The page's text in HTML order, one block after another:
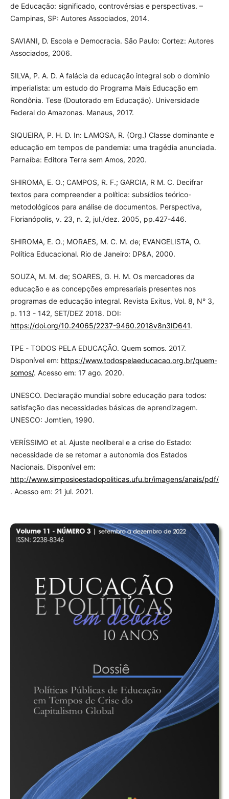
de Educação: significado, controvérsias e perspectivas. –
Campinas, SP: Autores Associados, 2014.
SAVIANI, D. Escola e Democracia. São Paulo: Cortez: Autores
Associados, 2006.
SILVA, P. A. D. A falácia da educação integral sob o domínio
imperialista: um estudo do Programa Mais Educação em
Rondônia. Tese (Doutorado em Educação). Universidade
Federal do Amazonas. Manaus, 2017.
SIQUEIRA, P. H. D. In: LAMOSA, R. (Org.) Classe dominante e
educação em tempos de pandemia: uma tragédia anunciada.
Parnaíba: Editora Terra sem Amos, 2020.
SHIROMA, E. O.; CAMPOS, R. F.; GARCIA, R M. C. Decifrar
textos para compreender a política: subsídios teórico-
metodológicos para análise de documentos. Perspectiva,
Florianópolis, v. 23, n. 2, jul./dez. 2005, pp.427-446.
SHIROMA, E. O.; MORAES, M. C. M. de; EVANGELISTA, O.
Política Educacional. Rio de Janeiro: DP&A, 2000.
SOUZA, M. M. de; SOARES, G. H. M. Os mercadores da
educação e as concepções empresariais presentes nos
programas de educação integral. Revista Exitus, Vol. 8, N° 3,
p. 113 - 142, SET/DEZ 2018. DOI:
https://doi.org/10.24065/2237-9460.2018v8n3ID641.
TPE - TODOS PELA EDUCAÇÃO. Quem somos. 2017.
Disponível em: https://www.todospelaeducacao.org.br/quem-
somos/. Acesso em: 17 ago. 2020.
UNESCO. Declaração mundial sobre educação para todos:
satisfação das necessidades básicas de aprendizagem.
UNESCO: Jomtien, 1990.
VERÍSSIMO et al. Ajuste neoliberal e a crise do Estado:
necessidade de se retomar a autonomia dos Estados
Nacionais. Disponível em:
http://www.simposioestadopoliticas.ufu.br/imagens/anais/pdf/
. Acesso em: 21 jul. 2021.